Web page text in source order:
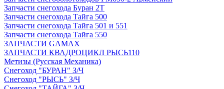
Запчасти снегохода Буран 2Т
Запчасти снегохода Тайга 500
Запчасти снегохода Тайга 501 и 551
Запчасти снегохода Тайга 550
ЗАПЧАСТИ GAMAX
ЗАПЧАСТИ КВАДРОЦИКЛ РЫСЬ110
Метизы (Русская Механика)
Снегоход "БУРАН" З/Ч
Снегоход "РЫСЬ" З/Ч